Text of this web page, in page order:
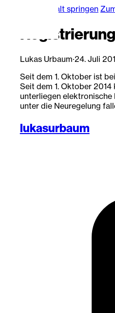
Zum Hauptinhalt springen
Lukas Urbaum·24. Juli
Seit dem 1. Oktober ist
Seit dem 1. Oktober
unterliegen elektronische
unter die Neuregelung
lukasurbaum